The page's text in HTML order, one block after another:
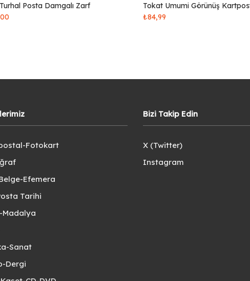
Posta Damgalı Zarf
Tokat Umumi Görünüş
₺84,99
Fotokart
Efemera
Tarihi
Madalya
Sanat
Dergi
Bizi Takip Edin
X (Twitter)
Instagram